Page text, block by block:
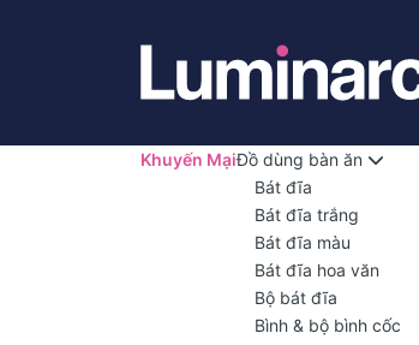
Khuyến MạiĐồ dùng bàn ăn
Bát đĩa
Bát đĩa trắng
Bát đĩa màu
Bát đĩa hoa văn
Bộ bát đĩa
Bình & bộ bình cốc